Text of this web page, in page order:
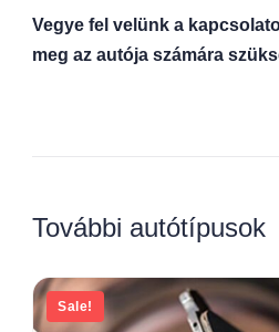
Vegye fel velünk a
meg az autója számára
További autótípusok
Sale!